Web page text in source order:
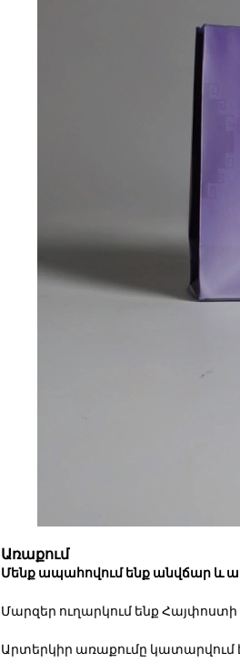
Առաքում
Մենք ապահովում ենք անվճար և
Մարզեր ուղարկում ենք
Արտերկիր առաքումը